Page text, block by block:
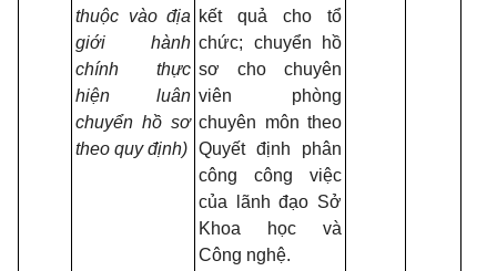
thuộc vào địa
giới hành
chính thực
hiện luân
chuyển hồ sơ
theo quy định)
kết quả cho tổ
chức; chuyển hồ
sơ cho chuyên
viên phòng
chuyên môn theo
Quyết định phân
công công việc
của lãnh đạo Sở
Khoa học và
Công nghệ.